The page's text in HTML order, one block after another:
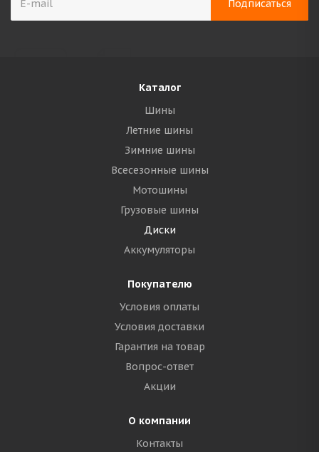
Каталог
Шины
Летние шины
Зимние шины
Всесезонные шины
Мотошины
Грузовые шины
Диски
Аккумуляторы
Покупателю
Условия оплаты
Условия доставки
Гарантия на товар
Вопрос-ответ
Акции
О компании
Контакты